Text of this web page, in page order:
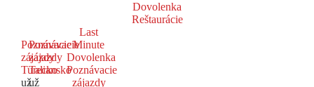
Dovolenka
Reštaurácie
Poznávacie
zájazdy
Turecko
už
Poznávacie
zájazdy
Taliansko
už
Last
Minute
Dovolenka
Poznávacie
zájazdy